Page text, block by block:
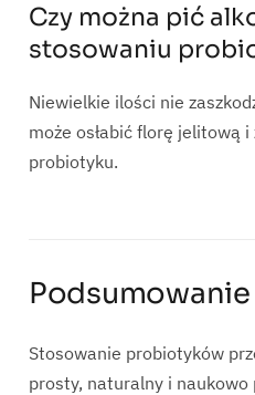
Czy można pić
stosowaniu
Niewielkie ilości nie
może osłabić florę jelitową
probiotyku.
Podsumowanie
Stosowanie probiotyków
prosty, naturalny i